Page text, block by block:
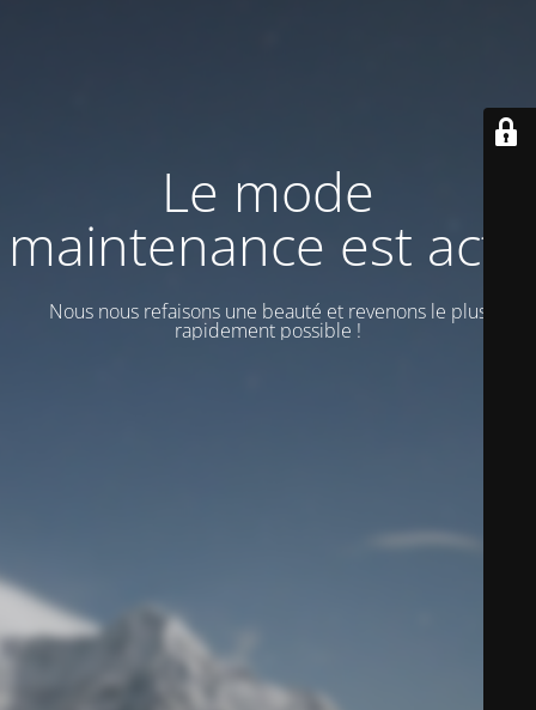
Le mode
maintenance est actif
Nous nous refaisons une beauté et revenons le plus
rapidement possible !